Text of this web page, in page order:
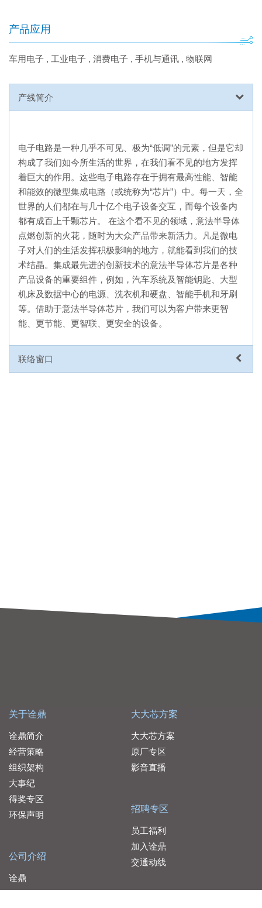
产品应用
车用电子 , 工业电子 , 消费电子 , 手机与通讯 , 物联网
产线简介
电子电路是一种几乎不可见、极为“低调”的元素，但是它却
构成了我们如今所生活的世界，在我们看不见的地方发挥
着巨大的作用。这些电子电路存在于拥有最高性能、智能
和能效的微型集成电路（或统称为“芯片”）中。每一天，全
世界的人们都在与几十亿个电子设备交互，而每个设备内
都有成百上千颗芯片。 在这个看不见的领域，意法半导体
点燃创新的火花，随时为大众产品带来新活力。凡是微电
子对人们的生活发挥积极影响的地方，就能看到我们的技
术结晶。集成最先进的创新技术的意法半导体芯片是各种
产品设备的重要组件，例如，汽车系统及智能钥匙、大型
机床及数据中心的电源、洗衣机和硬盘、智能手机和牙刷
等。借助于意法半导体芯片，我们可以为客户带来更智
能、更节能、更智联、更安全的设备。
联络窗口
关于诠鼎
诠鼎简介
经营策略
组织架构
大事纪
得奖专区
环保声明
公司介绍
诠鼎
大大芯方案
大大芯方案
原厂专区
影音直播
招聘专区
员工福利
加入诠鼎
交通动线